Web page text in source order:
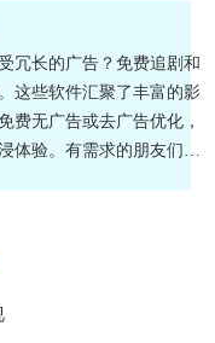
冗长的广告？免费追剧和
这些软件汇聚了丰富的影
费无广告或去广告优化，
体验。有需求的朋友们快